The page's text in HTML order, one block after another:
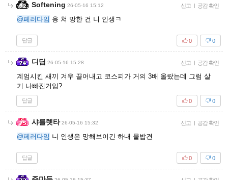
Softening 26-05-16 15:12 신고 | 공감 확인
@페러다임 응 쳐 망한 건 니 인생ㅋ
답글 0
0
디딤 26-05-16 15:28 신고 | 공감 확인
계엄시킨 새끼 겨우 끌어내고 코스피가 거의 3배 올랐는데 그럼 살
기 나빠진거임?
답글 0
0
샤를렛타 26-05-16 15:32 신고 | 공감 확인
@페러다임 니 인생은 망해보이긴 하내 물밥견
답글 0
0